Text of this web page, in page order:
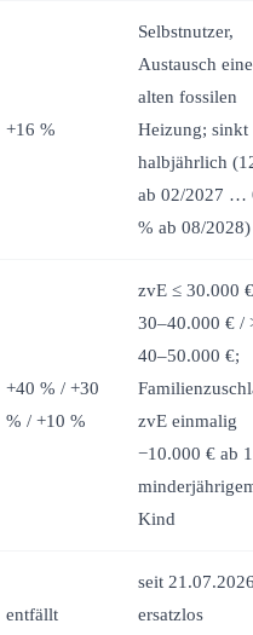
+16 %
Selbstnutzer,
Austausch
alten fossilen
Heizung; sinkt
halbjährlich
ab 02/2027 …
% ab 08/2028)
+40 % / +30
% / +10 %
zvE ≤ 30.000
30–40.000 € /
40–50.000 €;
zvE einmalig
−10.000 € ab 1
Kind
entfällt
seit
ersatzlos